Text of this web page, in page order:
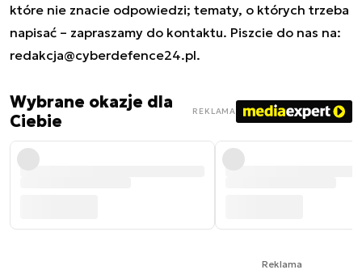
które nie znacie odpowiedzi; tematy, o których trzeba
napisać – zapraszamy do kontaktu. Piszcie do nas na:
redakcja@cyberdefence24.pl.
Wybrane okazje dla
Ciebie
REKLAMA
Reklama